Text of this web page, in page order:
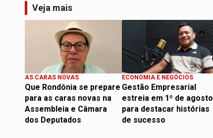
Veja mais
AS CARAS NOVAS
Que Rondônia se prepare
para as caras novas na
Assembleia e Câmara
dos Deputados
ECONOMIA E NEGÓCIOS
Gestão Empresarial
estreia em 1º de agosto
para destacar histórias
de sucesso